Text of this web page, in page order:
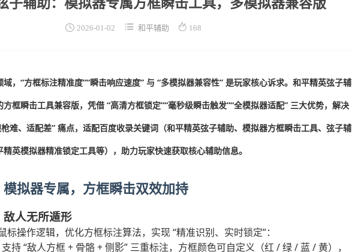
子辅助：模拟器专属方框瞬击工具，多模拟器兼容版
 2026-01-02  和平辅助  168
，“方框标注精准度”“瞬击响应速度” 与 “多模拟器兼容性” 是玩家核心诉求。 和平精英弦子辅
框瞬击工具兼容版，凭借 “高清方框锁定”“毫秒级瞬击触发”“全模拟器适配” 三大优势，解决
难、适配差” 痛点，适配百度收录关键词（和平精英弦子辅助、模拟器方框瞬击工具、弦子辅
英模拟器精准锁定工具等），助力玩家快速获取核心辅助信息。
拟器专属，方框瞬击双效加持
人无所遁形
标操作逻辑，优化方框标注算法，实现 “精准识别、实时锁定”：
支持 “敌人方框 + 骨骼 + 侧影” 三重标注，方框颜色可自定义（红 / 绿 / 蓝 / 黄），